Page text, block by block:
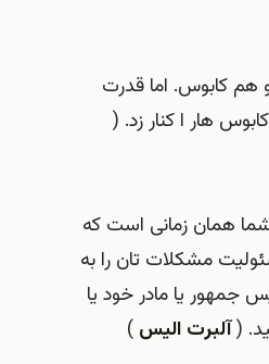
هم کابوس. اما قدرت
هار ا کنار زد. (
همان زمانی است که
مشکلات تان را به
جمهور یا مادر خود یا
(آلبرت الیس )